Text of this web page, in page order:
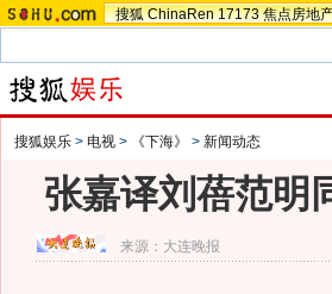
搜狐 ChinaRen 17173 焦点房地
搜狐娱乐 > 电视 > 《下海》 > 新闻动态
张嘉译刘蓓范明
来源： 大连晚报